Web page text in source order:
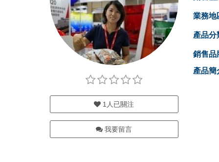
1 人已關注
我要留言
業務地
產品分
銷售品
產品簡